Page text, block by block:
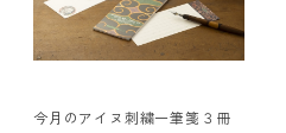
今月のアイヌ刺繍一筆箋３冊